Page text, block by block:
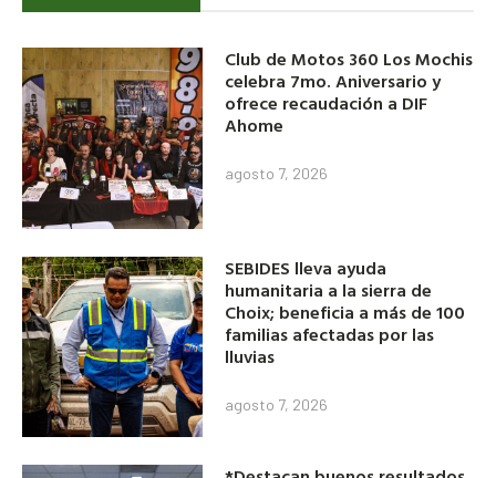
Club de Motos 360 Los Mochis
celebra 7mo. Aniversario y
ofrece recaudación a DIF
Ahome
agosto 7, 2026
SEBIDES lleva ayuda
humanitaria a la sierra de
Choix; beneficia a más de 100
familias afectadas por las
lluvias
agosto 7, 2026